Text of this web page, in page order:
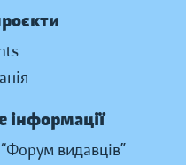
інформації
видавців”